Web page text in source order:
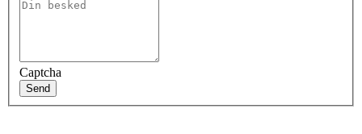
Captcha
Send